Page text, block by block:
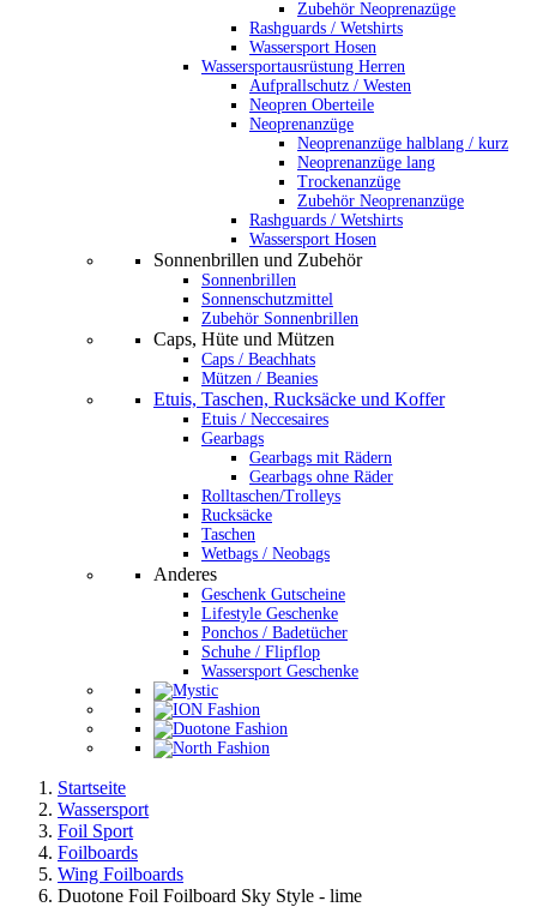
Zubehör Neoprenazüge
Rashguards / Wetshirts
Wassersport Hosen
Wassersportausrüstung Herren
Aufprallschutz / Westen
Neopren Oberteile
Neoprenanzüge
Neoprenanzüge halblang / kurz
Neoprenanzüge lang
Trockenanzüge
Zubehör Neoprenanzüge
Rashguards / Wetshirts
Wassersport Hosen
Sonnenbrillen und Zubehör
Sonnenbrillen
Sonnenschutzmittel
Zubehör Sonnenbrillen
Caps, Hüte und Mützen
Caps / Beachhats
Mützen / Beanies
Etuis, Taschen, Rucksäcke und Koffer
Etuis / Neccesaires
Gearbags
Gearbags mit Rädern
Gearbags ohne Räder
Rolltaschen/Trolleys
Rucksäcke
Taschen
Wetbags / Neobags
Anderes
Geschenk Gutscheine
Lifestyle Geschenke
Ponchos / Badetücher
Schuhe / Flipflop
Wassersport Geschenke
Startseite
Wassersport
Foil Sport
Foilboards
Wing Foilboards
Duotone Foil Foilboard Sky Style - lime